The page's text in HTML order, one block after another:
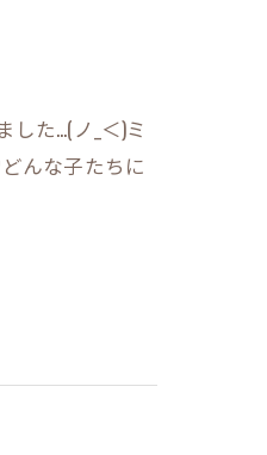
た…(ノ_＜)ミ
んな子たちに